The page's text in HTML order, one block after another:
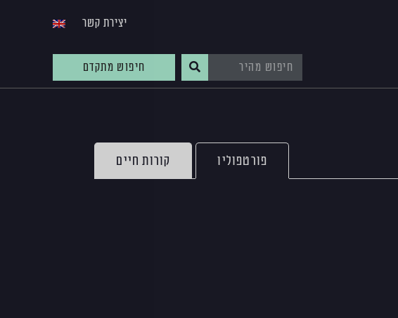
יצירת קשר
חיפוש מתקדם
פורטפוליו קורות חיים